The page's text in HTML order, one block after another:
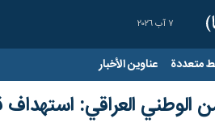
٧ آب ٢٠٢٦
متعددة عناوين الأخبار
العراقي: استهداف